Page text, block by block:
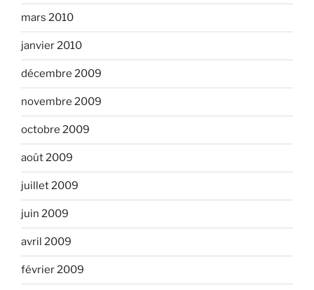
mars 2010
janvier 2010
décembre 2009
novembre 2009
octobre 2009
août 2009
juillet 2009
juin 2009
avril 2009
février 2009